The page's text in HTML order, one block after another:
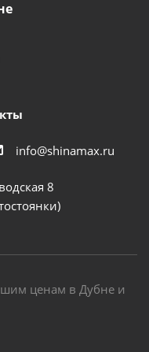
info@shinamax.ru
8
ценам в Дубне и